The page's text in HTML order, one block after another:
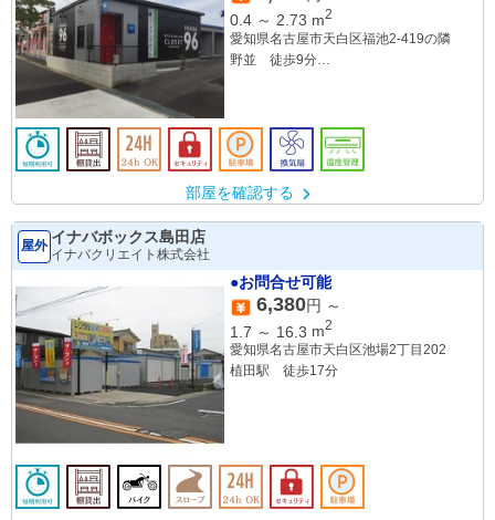
0.4 ～ 2.73 m2
愛知県名古屋市天白区福池2-419の隣
野並 徒歩9分
部屋を確認する
屋外 イナバボックス島田店
イナバクリエイト株式会社
●お問合せ可能
6,380円 ～
1.7 ～ 16.3 m2
愛知県名古屋市天白区池場2丁目202
植田駅 徒歩17分